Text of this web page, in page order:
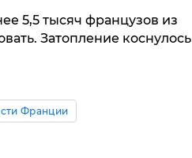
5,5 тысяч французов из
Затопление коснулось
Франции